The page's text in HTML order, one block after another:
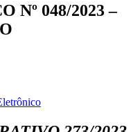
Nº 048/2023 –